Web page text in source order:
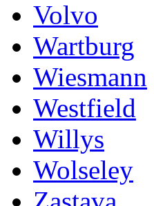
Volvo
Wartburg
Wiesmann
Westfield
Willys
Wolseley